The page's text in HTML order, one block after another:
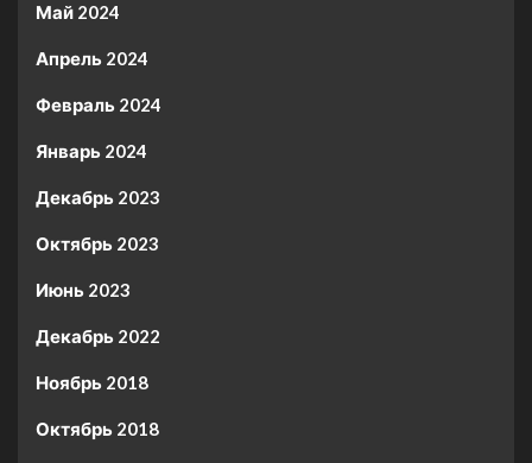
Май 2024
Апрель 2024
Февраль 2024
Январь 2024
Декабрь 2023
Октябрь 2023
Июнь 2023
Декабрь 2022
Ноябрь 2018
Октябрь 2018